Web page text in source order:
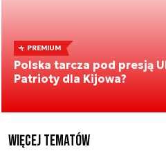
PREMIUM
Polska tarcza pod presją
Patrioty dla Kijowa?
Więcej tematów